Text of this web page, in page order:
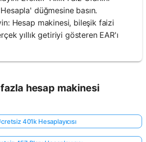
düğmesine basın.
Hesap makinesi, bileşik faizi
yıllık getiriyi gösteren EAR'ı
hesap makinesi
401k Hesaplayıcısı